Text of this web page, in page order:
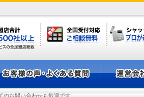
のお問い合わせも歓迎です